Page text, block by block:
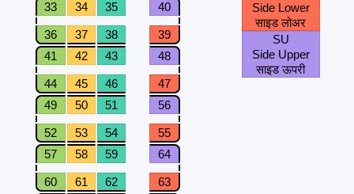
33
34 35 40
36 37 38
39
41
42 43 48
44 45 46
47
49
50 51 56
52 53 54
55
57
58 59 64
60 61 62
63
Side Lower
साइड लोअर
SU
Side Upper
साइड ऊपरी